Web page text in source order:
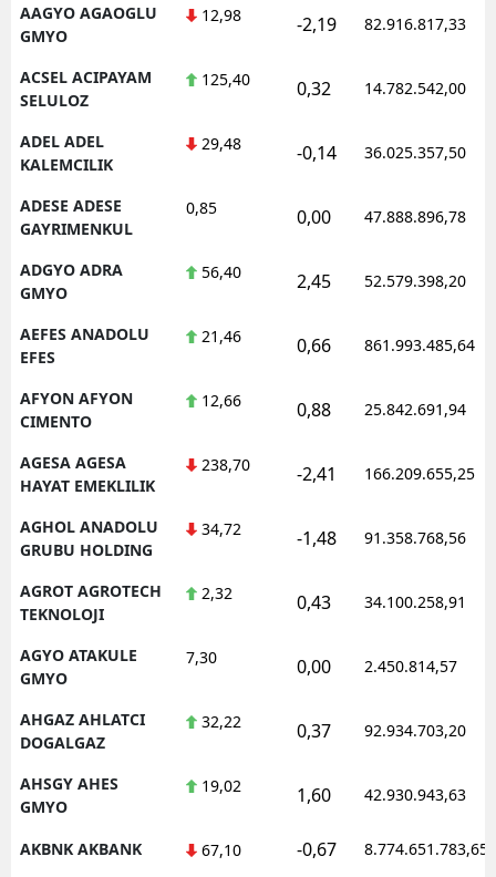
AAGYO AGAOGLU
GMYO
12,98 -2,19 82.916.817,33
ACSEL ACIPAYAM
SELULOZ
125,40 0,32 14.782.542,00
ADEL ADEL
KALEMCILIK
29,48 -0,14 36.025.357,50
ADESE ADESE
GAYRIMENKUL
0,85 0,00 47.888.896,78
ADGYO ADRA
GMYO
56,40 2,45 52.579.398,20
AEFES ANADOLU
EFES
21,46 0,66 861.993.485,64
AFYON AFYON
CIMENTO
12,66 0,88 25.842.691,94
AGESA AGESA
HAYAT EMEKLILIK
238,70 -2,41 166.209.655,25
AGHOL ANADOLU
GRUBU HOLDING
34,72 -1,48 91.358.768,56
AGROT AGROTECH
TEKNOLOJI
2,32 0,43 34.100.258,91
AGYO ATAKULE
GMYO
7,30 0,00 2.450.814,57
AHGAZ AHLATCI
DOGALGAZ
32,22 0,37 92.934.703,20
AHSGY AHES
GMYO
19,02 1,60 42.930.943,63
AKBNK AKBANK 67,10 -0,67 8.774.651.783,65